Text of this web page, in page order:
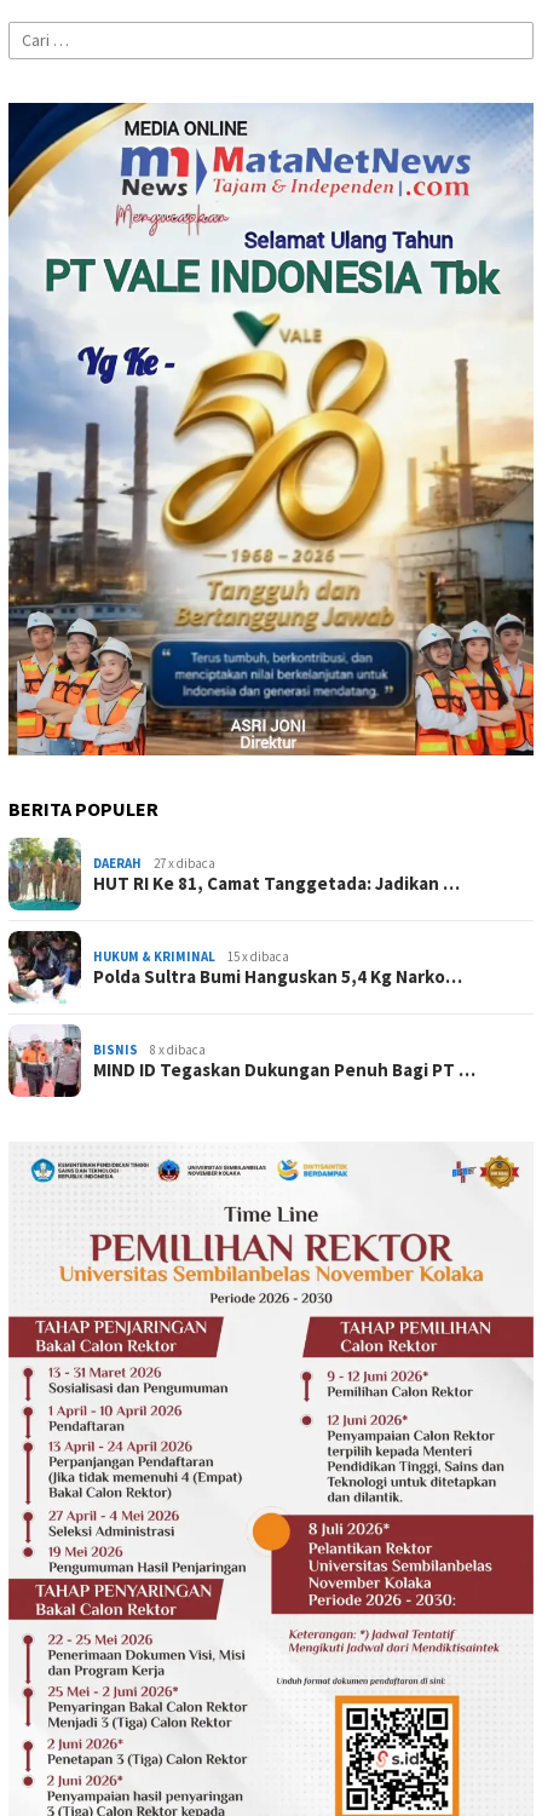
Cari
untuk:
BERITA POPULER
DAERAH 27 x dibaca
HUT RI Ke 81, Camat Tanggetada: Jadikan …
HUKUM & KRIMINAL 15 x dibaca
Polda Sultra Bumi Hanguskan 5,4 Kg Narko…
BISNIS 8 x dibaca
MIND ID Tegaskan Dukungan Penuh Bagi PT …